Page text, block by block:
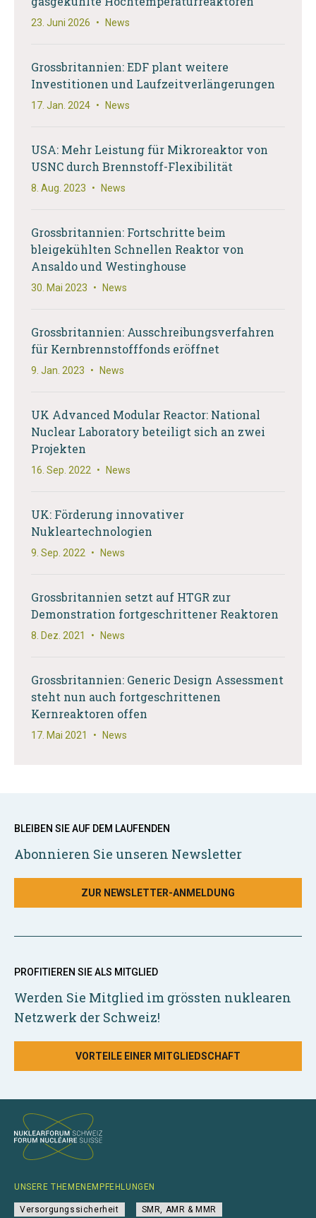
23. Juni 2026 • News
Grossbritannien: EDF plant weitere
Investitionen und Laufzeitverlängerungen
17. Jan. 2024 • News
USA: Mehr Leistung für Mikroreaktor von
USNC durch Brennstoff-Flexibilität
8. Aug. 2023 • News
Grossbritannien: Fortschritte beim
bleigekühlten Schnellen Reaktor von
Ansaldo und Westinghouse
30. Mai 2023 • News
Grossbritannien: Ausschreibungsverfahren
für Kernbrennstofffonds eröffnet
9. Jan. 2023 • News
UK Advanced Modular Reactor: National
Nuclear Laboratory beteiligt sich an zwei
Projekten
16. Sep. 2022 • News
UK: Förderung innovativer
Nukleartechnologien
9. Sep. 2022 • News
Grossbritannien setzt auf HTGR zur
Demonstration fortgeschrittener Reaktoren
8. Dez. 2021 • News
Grossbritannien: Generic Design Assessment
steht nun auch fortgeschrittenen
Kernreaktoren offen
17. Mai 2021 • News
BLEIBEN SIE AUF DEM LAUFENDEN
Abonnieren Sie unseren Newsletter
ZUR NEWSLETTER-ANMELDUNG
PROFITIEREN SIE ALS MITGLIED
Werden Sie Mitglied im grössten nuklearen
Netzwerk der Schweiz!
VORTEILE EINER MITGLIEDSCHAFT
UNSERE THEMENEMPFEHLUNGEN
Versorgungssicherheit SMR, AMR & MMR